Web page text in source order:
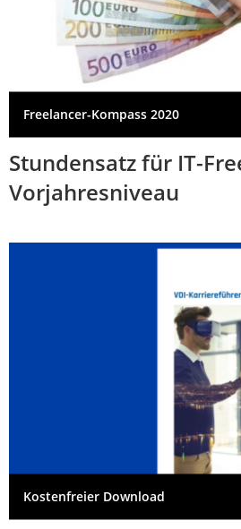
Freelancer-Kompass 2020
Stundensatz für IT-
Vorjahresniveau
Kostenfreier Download